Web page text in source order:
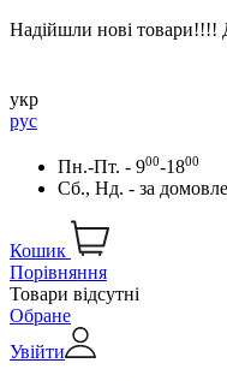
Надійшли нові товари!!!!
укр
рус
Пн.-Пт. - 900-1800
Сб., Нд. - за
Кошик
Порівняння
Товари відсутні
Обране
Увійти